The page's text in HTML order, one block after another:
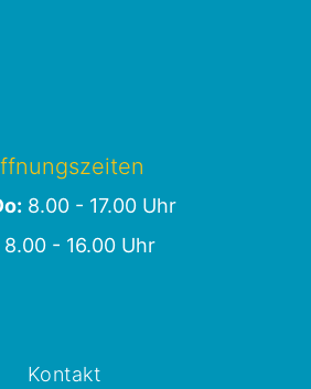
8.00 - 17.00 Uhr
8.00 - 16.00 Uhr
Kontakt